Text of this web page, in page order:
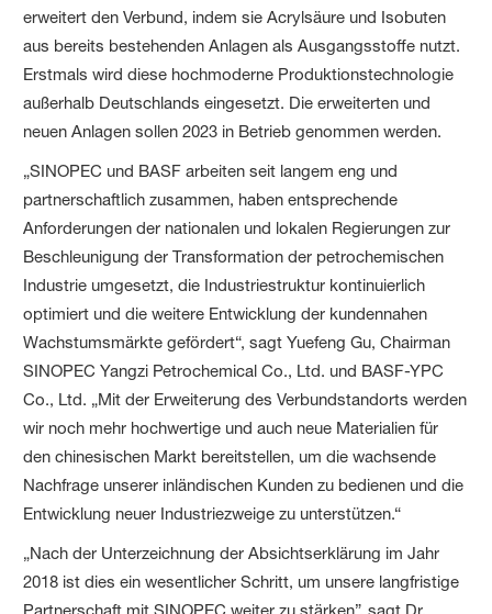
erweitert den Verbund, indem sie Acrylsäure und Isobuten
aus bereits bestehenden Anlagen als Ausgangsstoffe nutzt.
Erstmals wird diese hochmoderne Produktionstechnologie
außerhalb Deutschlands eingesetzt. Die erweiterten und
neuen Anlagen sollen 2023 in Betrieb genommen werden.
„SINOPEC und BASF arbeiten seit langem eng und
partnerschaftlich zusammen, haben entsprechende
Anforderungen der nationalen und lokalen Regierungen zur
Beschleunigung der Transformation der petrochemischen
Industrie umgesetzt, die Industriestruktur kontinuierlich
optimiert und die weitere Entwicklung der kundennahen
Wachstumsmärkte gefördert“, sagt Yuefeng Gu, Chairman
SINOPEC Yangzi Petrochemical Co., Ltd. und BASF-YPC
Co., Ltd. „Mit der Erweiterung des Verbundstandorts werden
wir noch mehr hochwertige und auch neue Materialien für
den chinesischen Markt bereitstellen, um die wachsende
Nachfrage unserer inländischen Kunden zu bedienen und die
Entwicklung neuer Industriezweige zu unterstützen.“
„Nach der Unterzeichnung der Absichtserklärung im Jahr
2018 ist dies ein wesentlicher Schritt, um unsere langfristige
Partnerschaft mit SINOPEC weiter zu stärken”, sagt Dr.